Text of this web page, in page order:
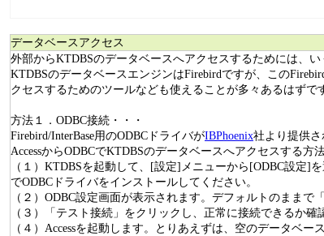
データベースアクセス
外部からKTDBSのデータベースへアクセスするためには、い
KTDBSのデータベースエンジンはFirebirdですが、この
クセスするためのツールなども使えることが多々あるはずで
方法１．ODBC接続・・・
Firebird/InterBase用のODBCドライバがIBPhoenix社より提供
AccessからODBCでKTDBSのデータベースへアクセスする方
（１）KTDBSを起動して、[設定]メニューから[ODBC設定]
でODBCドライバをインストールしてください。
（２）ODBC設定画面が表示されます。デフォルトのまま
（３）「テスト接続」をクリックし、正常に接続できるか確
（４）Accessを起動します。とりあえずは、空のデータベー